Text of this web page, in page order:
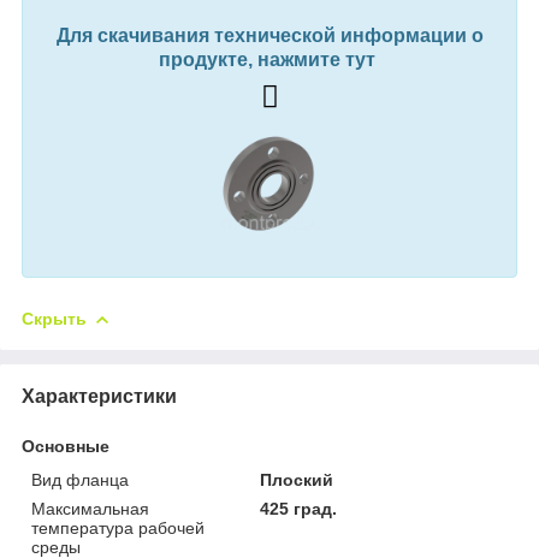
Для скачивания технической информации о
продукте, нажмите тут
Скрыть
Характеристики
Основные
Вид фланца
Плоский
Максимальная
температура рабочей
среды
425 град.